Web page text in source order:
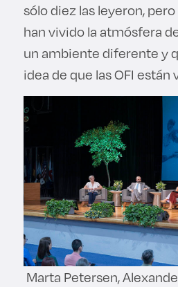
sólo diez las leyeron,
han vivido la atmósfera
un ambiente diferente y
idea de que las OFI están
Marta Petersen,